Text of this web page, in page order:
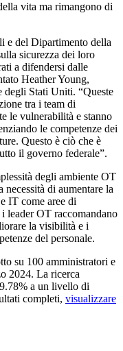
vita ma rimangono di
e del Dipartimento della
sicurezza dei loro
a difendersi dalle
Heather Young,
degli Stati Uniti. “Queste
tra i team di
le vulnerabilità e stanno
le competenze dei
Questo è ciò che è
il governo federale”.
degli ambiente OT
di aumentare la
IT come aree di
leader OT raccomandano
la visibilità e i
del personale.
su 100 amministratori e
2024. La ricerca
a un livello di
completi, visualizzare